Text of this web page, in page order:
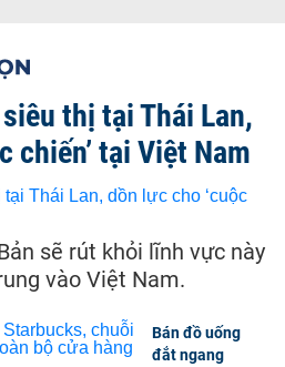
thị tại Thái Lan,
chiến’ tại Việt Nam
sẽ rút khỏi lĩnh vực này
vào Việt Nam.
Bán đồ uống
đắt ngang